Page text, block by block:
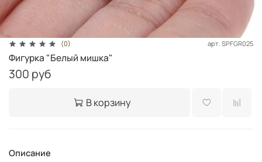
(0) арт. SPFGR025
Фигурка "Белый мишка"
300 руб
В корзину
Описание